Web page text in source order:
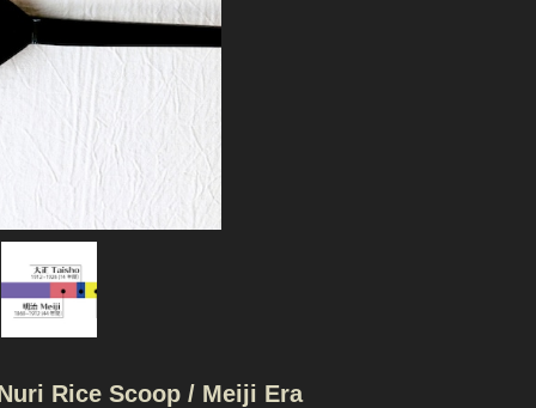
Rice Scoop / Meiji Era